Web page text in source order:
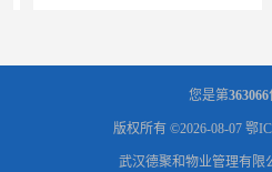
您是第363066
版权所有 ©2026-08-07 鄂
武汉德聚和物业管理有限